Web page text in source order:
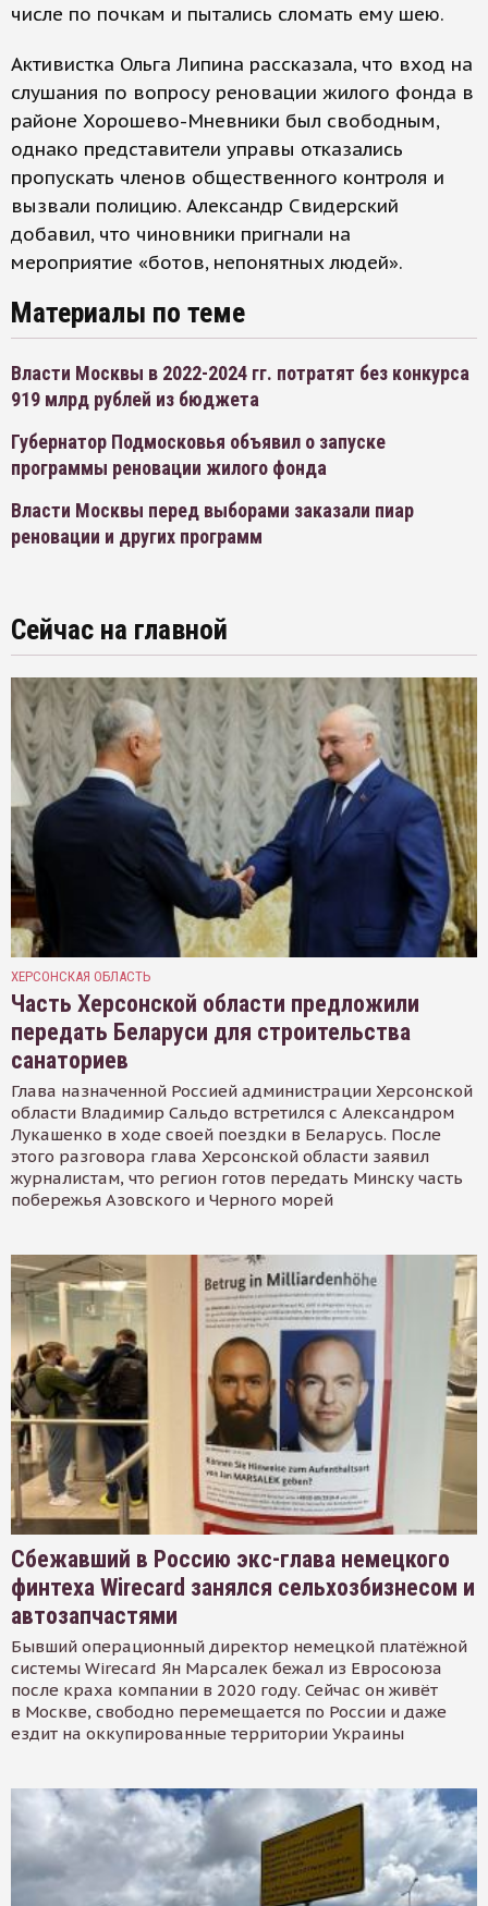
числе по почкам и пытались сломать ему шею.
Активистка Ольга Липина рассказала, что вход на
слушания по вопросу реновации жилого фонда в
районе Хорошево-Мневники был свободным,
однако представители управы отказались
пропускать членов общественного контроля и
вызвали полицию. Александр Свидерский
добавил, что чиновники пригнали на
мероприятие «ботов, непонятных людей».
Материалы по теме
Власти Москвы в 2022-2024 гг. потратят без конкурса
919 млрд рублей из бюджета
Губернатор Подмосковья объявил о запуске
программы реновации жилого фонда
Власти Москвы перед выборами заказали пиар
реновации и других программ
Сейчас на главной
ХЕРСОНСКАЯ ОБЛАСТЬ
Часть Херсонской области предложили
передать Беларуси для строительства
санаториев
Глава назначенной Россией администрации Херсонской
области Владимир Сальдо встретился с Александром
Лукашенко в ходе своей поездки в Беларусь. После
этого разговора глава Херсонской области заявил
журналистам, что регион готов передать Минску часть
побережья Азовского и Черного морей
Сбежавший в Россию экс-глава немецкого
финтеха Wirecard занялся сельхозбизнесом и
автозапчастями
Бывший операционный директор немецкой платёжной
системы Wirecard Ян Марсалек бежал из Евросоюза
после краха компании в 2020 году. Сейчас он живёт
в Москве, свободно перемещается по России и даже
ездит на оккупированные территории Украины